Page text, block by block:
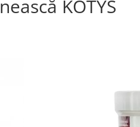
KOTYS